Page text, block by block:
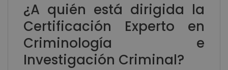
¿A quién está dirigida la
Certificación Experto en
Criminología e
Investigación Criminal?